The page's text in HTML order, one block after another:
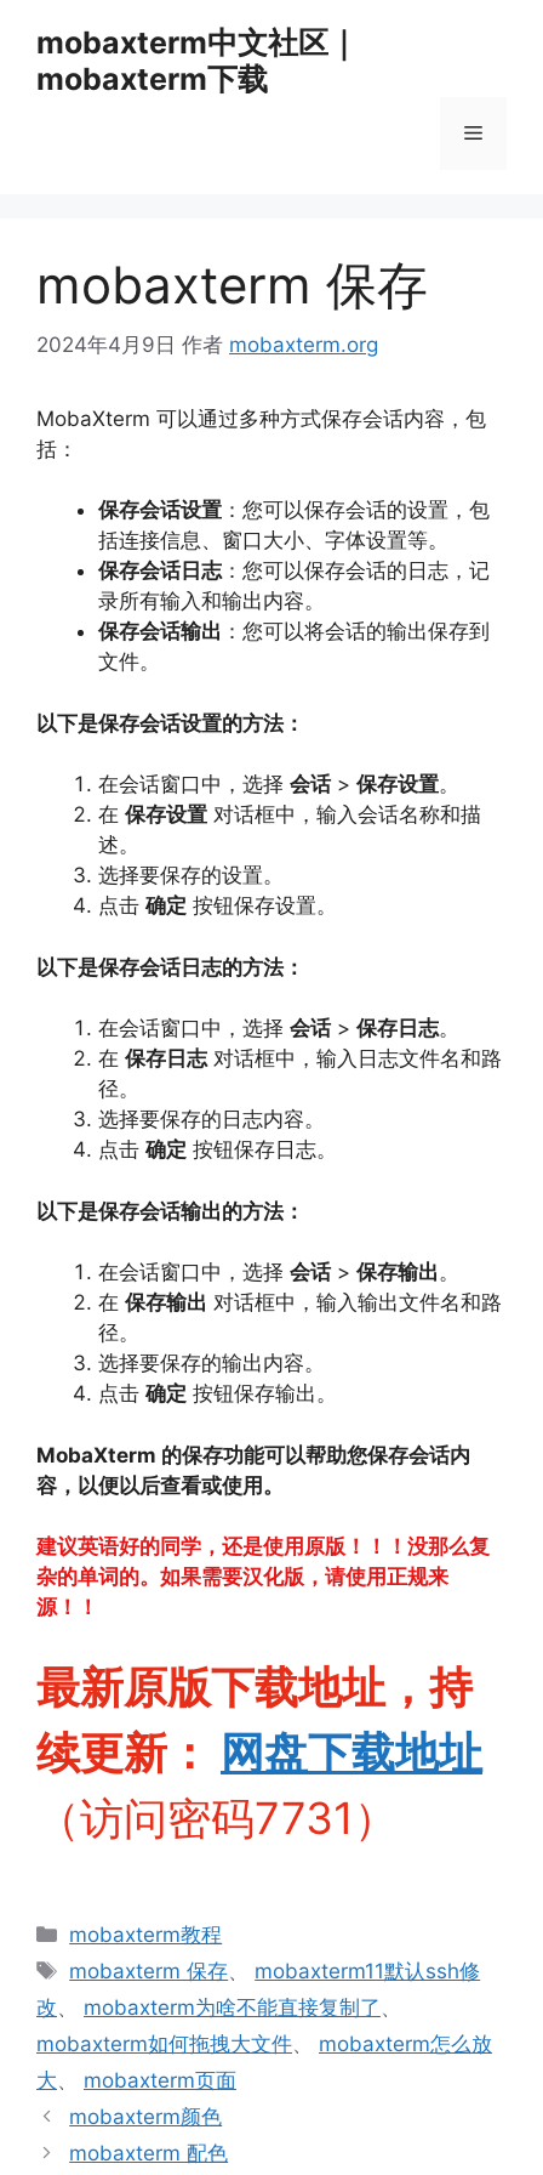
mobaxterm中文社区｜
mobaxterm下载
菜
mobaxterm 保存
2024年4月9日 作者 mobaxterm.org
MobaXterm 可以通过多种方式保存会话内容， 包
括：
保存会话设置 ：您可以保存会话的设置， 包
括连接信息、 窗口大小、 字体设置等。
保存会话日志：您可以保存会话的日志， 记
录所有输入和输出内容。
保存会话输出 ：您可以将会话的输出保存到
文件。
以下是保存会话设置的方法：
在会话窗口中， 选择 会话> 保存设置。
在 保存设置 对话框中， 输入会话名称和描
述。
选择要保存的设置。
点击 确定 按钮保存设置。
以下是保存会话日志的方法：
在会话窗口中， 选择 会话> 保存日志。
在 保存日志对话框中， 输入日志文件名和路
径。
选择要保存的日志内容。
点击 确定 按钮保存日志。
以下是保存会话输出的方法：
在会话窗口中， 选择 会话> 保存输出。
在 保存输出 对话框中， 输入输出文件名和路
径。
选择要保存的输出内容。
点击 确定 按钮保存输出。
MobaXterm 的保存功能可以帮助您保存会话内
容，以便以后查看或使用。
建议英语好的同学，还是使用原版！！！没那么复
杂的单词的。如果需要汉化版，请使用正规来
源！！
最新原版下载地址，持
续更新：
网盘下载地址
（访问密码7731）
分
mobaxterm教程
标
mobaxterm 保存、 mobaxterm11默认ssh修
改、 mobaxterm为啥不能直接复制了 、
mobaxterm如何拖拽大文件、 mobaxterm怎么放
大、 mobaxterm页面
mobaxterm颜色
mobaxterm 配色